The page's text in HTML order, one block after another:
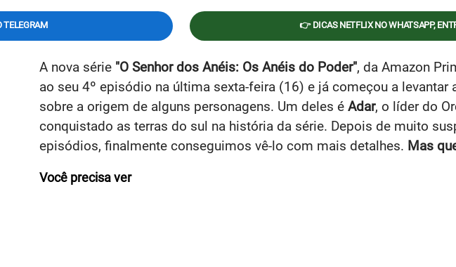
TELEGRAM 👉 DICAS NETFLIX NO WHATSAPP,
A nova série "O Senhor dos Anéis: Os Anéis do Poder", da Amazon
ao seu 4º episódio na última sexta-feira (16) e já começou a levantar
sobre a origem de alguns personagens. Um deles é Adar, o líder do
conquistado as terras do sul na história da série. Depois de muito
episódios, finalmente conseguimos vê-lo com mais detalhes. Mas
Você precisa ver